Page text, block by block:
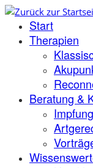
Zum
Inhalt
springen
Start
Therapien
Beratung &